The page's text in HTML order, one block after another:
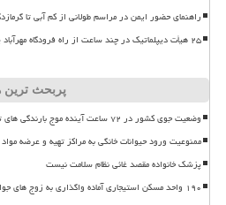
راهنمای حضور ایمن در مراسم طولانی از کم آبی تا
۲۵ هیأت دیپلماتیک در چند ساعت از راه فرودگاه مهرآباد پذیرش شدند
پربحث ترین
وضعیت جوی کشور در ۷۲ ساعت آینده موج بارندگی های تابستانه در راه ۱۱ استان
ممنوعیت ورود حیوانات خانگی به مراکز تهیه و عرضه
پزشک خانواده مقصد غائی نظام سلامت نیست
۱۹۰ واحد مسکن استیجاری آماده واگذاری به زوج های جوان است